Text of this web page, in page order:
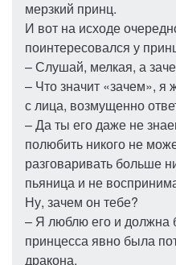
мерзкий принц.
И вот на исходе
поинтересовался у
– Слушай, мелкая, а
– Что значит «зачем», я
с лица, возмущенно
– Да ты его даже не
полюбить никого не
разговаривать больше
пьяница и не
Ну, зачем он тебе?
– Я люблю его и должна
принцесса явно была
дракона.